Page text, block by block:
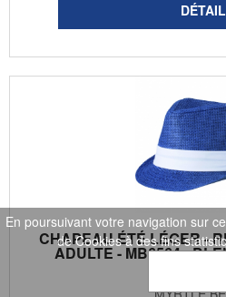
CHAPEAU ÉTÉ LÉGER -
ADULTE - MB6564 -
En poursuivant votre navigation sur
de Cookies à des fins